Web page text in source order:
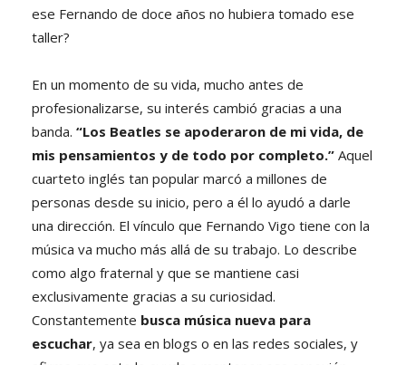
ese Fernando de doce años no hubiera tomado ese
taller?
En un momento de su vida, mucho antes de
profesionalizarse, su interés cambió gracias a una
banda. “Los Beatles se apoderaron de mi vida, de
mis pensamientos y de todo por completo.” Aquel
cuarteto inglés tan popular marcó a millones de
personas desde su inicio, pero a él lo ayudó a darle
una dirección. El vínculo que Fernando Vigo tiene con la
música va mucho más allá de su trabajo. Lo describe
como algo fraternal y que se mantiene casi
exclusivamente gracias a su curiosidad.
Constantemente busca música nueva para
escuchar, ya sea en blogs o en las redes sociales, y